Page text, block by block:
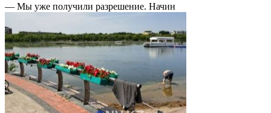
— Мы уже получили разрешение. Начин